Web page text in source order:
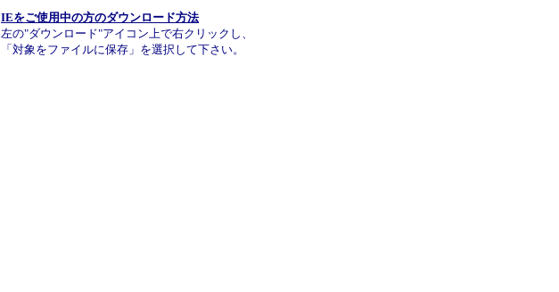
IEをご使用中の方のダウンロード方法
左の"ダウンロード"アイコン上で右クリックし、
「対象をファイルに保存」を選択して下さい。